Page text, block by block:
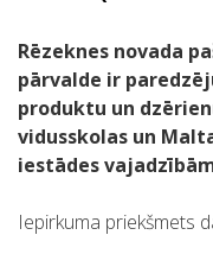
Rēzeknes novada
pārvalde ir
produktu un
vidusskolas un
iestādes
Iepirkuma priekšmets